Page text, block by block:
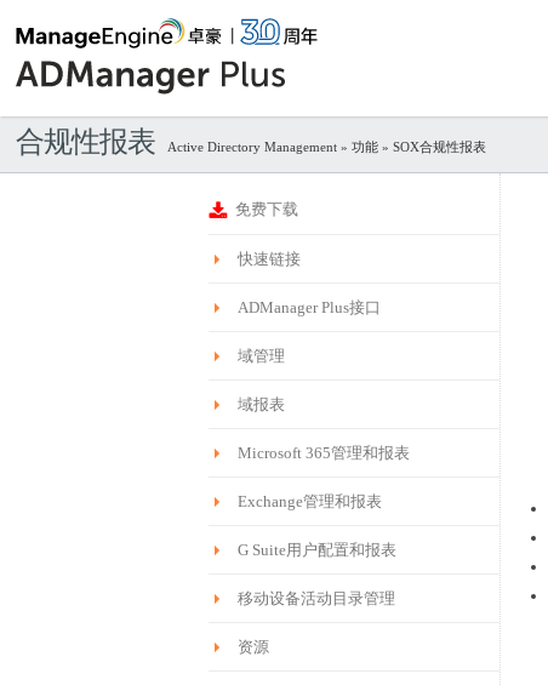
合规性报表 Active Directory Management»功能 » SOX合规性报表
免费下载
快速链接
ADManager Plus接口
域管理
域报表
Microsoft 365管理和报表
Exchange管理和报表
G Suite用户配置和报表
移动设备活动目录管理
资源